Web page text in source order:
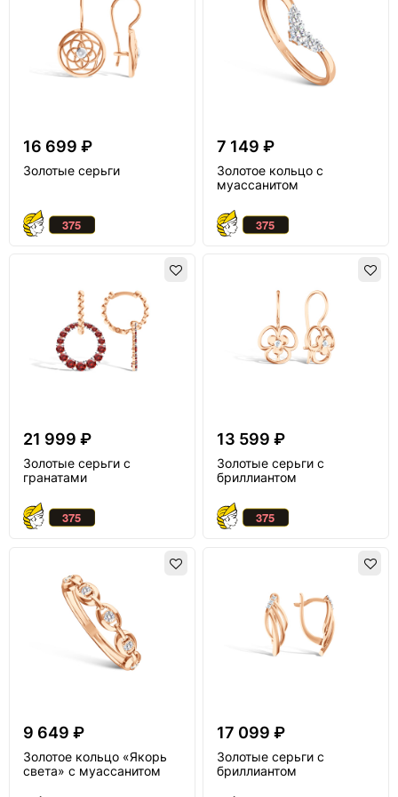
16 699 ₽
Золотые серьги
7 149 ₽
Золотое кольцо с
муассанитом
21 999 ₽
Золотые серьги с
гранатами
13 599 ₽
Золотые серьги с
бриллиантом
9 649 ₽
Золотое кольцо «Якорь
света» с муассанитом
17 099 ₽
Золотые серьги с
бриллиантом